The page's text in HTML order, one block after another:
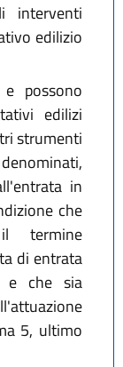
interventi
edilizio
possono
edilizi
strumenti
in
che
termine
di entrata
e che sia
5, ultimo